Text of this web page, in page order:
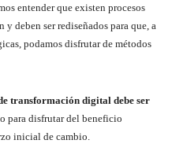
entender que existen procesos
deben ser rediseñados para que, a
podamos disfrutar de métodos
transformación digital debe ser
para disfrutar del beneficio
inicial de cambio.